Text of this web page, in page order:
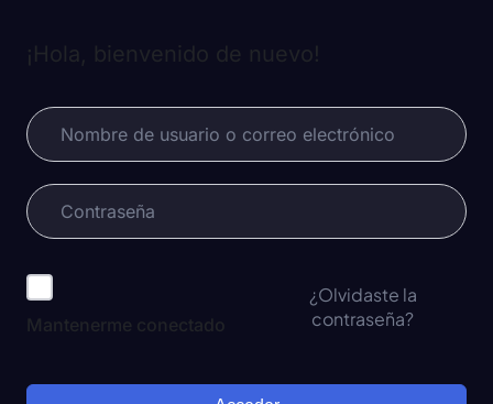
¡Hola, bienvenido de nuevo!
Mantenerme conectado
¿Olvidaste la
contraseña?